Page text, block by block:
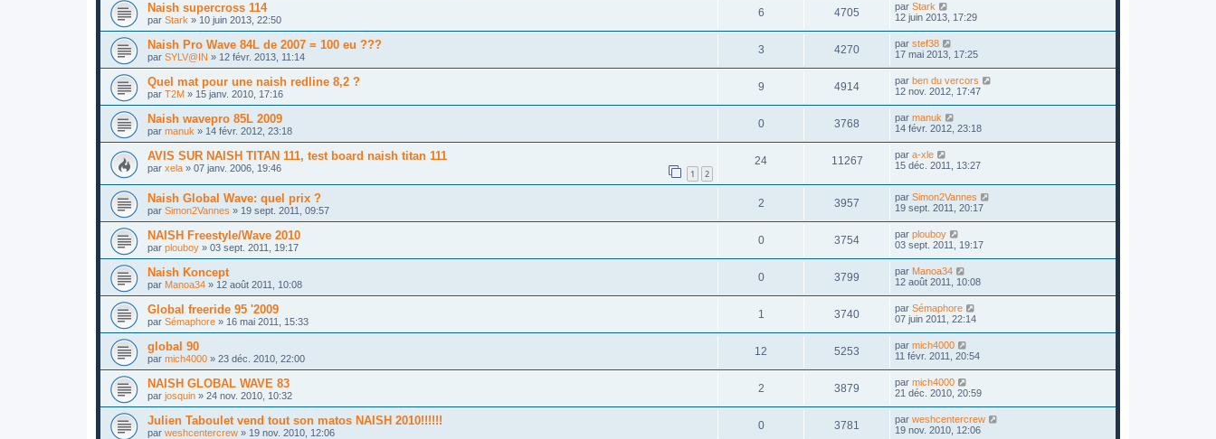
Naish supercross 114
par Stark » 10 juin 2013, 22:50
6 4705 par Stark
12 juin 2013, 17:29
Naish Pro Wave 84L de 2007 = 100 eu ???
par SYLV@IN » 12 févr. 2013, 11:14
3 4270 par stef38
17 mai 2013, 17:25
Quel mat pour une naish redline 8,2 ?
par T2M » 15 janv. 2010, 17:16
9 4914 par ben du vercors
12 nov. 2012, 17:47
Naish wavepro 85L 2009
par manuk » 14 févr. 2012, 23:18
0 3768 par manuk
14 févr. 2012, 23:18
AVIS SUR NAISH TITAN 111, test board naish titan 111
par xela » 07 janv. 2006, 19:46 1 2
24 11267 par a-xle
15 déc. 2011, 13:27
Naish Global Wave: quel prix ?
par Simon2Vannes » 19 sept. 2011, 09:57
2 3957 par Simon2Vannes
19 sept. 2011, 20:17
NAISH Freestyle/Wave 2010
par plouboy » 03 sept. 2011, 19:17
0 3754 par plouboy
03 sept. 2011, 19:17
Naish Koncept
par Manoa34 » 12 août 2011, 10:08
0 3799 par Manoa34
12 août 2011, 10:08
Global freeride 95 '2009
par Sémaphore » 16 mai 2011, 15:33
1 3740 par Sémaphore
07 juin 2011, 22:14
global 90
par mich4000 » 23 déc. 2010, 22:00
12 5253 par mich4000
11 févr. 2011, 20:54
NAISH GLOBAL WAVE 83
par josquin » 24 nov. 2010, 10:32
2 3879 par mich4000
21 déc. 2010, 20:59
Julien Taboulet vend tout son matos NAISH 2010!!!!!!
par weshcentercrew » 19 nov. 2010, 12:06
0 3781 par weshcentercrew
19 nov. 2010, 12:06